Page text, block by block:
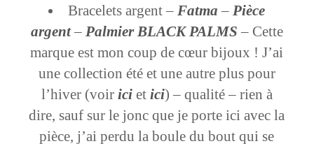
Bracelets argent –Fatma –Pièce
argent– Palmier BLACK PALMS – Cette
marque est mon coup de cœur bijoux ! J’ai
une collection été et une autre plus pour
l’hiver (voir iciet ici) – qualité – rien à
dire, sauf sur le jonc que je porte ici avec la
pièce, j’ai perdu la boule du bout qui se